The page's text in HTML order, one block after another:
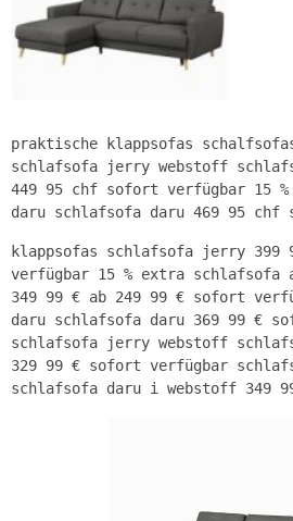
praktische klappsofas
schlafsofa jerry webstoff
449 95 chf sofort verfügbar 15
daru schlafsofa daru 469 95 chf
klappsofas schlafsofa jerry 399
verfügbar 15 % extra schlafsofa
349 99 € ab 249 99 € sofort
daru schlafsofa daru 369 99 €
schlafsofa jerry webstoff
329 99 € sofort verfügbar
schlafsofa daru i webstoff 349